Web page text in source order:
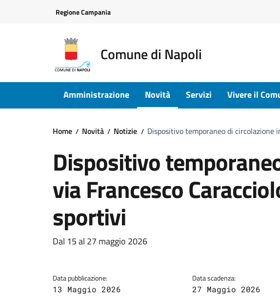
Regione Campania
Comune di Napoli
Amministrazione Novità Servizi Vivere il
Home Novità Notizie Dispositivo temporaneo di circolazione
Dispositivo
via Francesco
sportivi
Dettagli della notizia
Dal 15 al 27 maggio 2026
Data pubblicazione:
13 Maggio 2026
Data scadenza:
27 Maggio 2026